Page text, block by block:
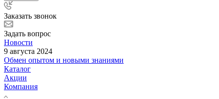
Заказать звонок
Задать вопрос
Новости
9 августа 2024
Обмен опытом и новыми знаниями
Каталог
Акции
Компания